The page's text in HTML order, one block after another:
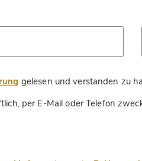
gelesen und verstanden zu
per E-Mail oder Telefon